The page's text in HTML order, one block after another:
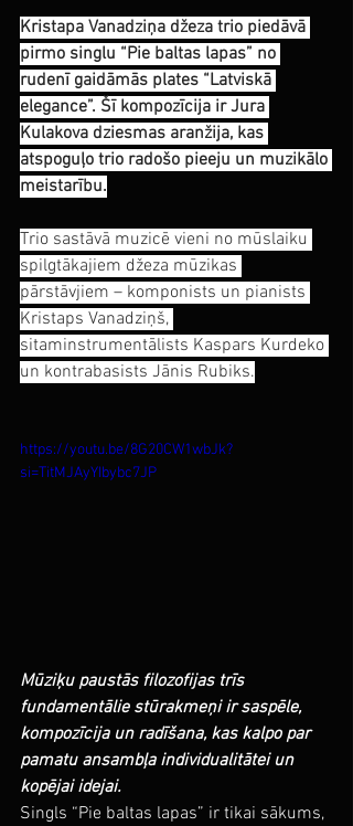
Kristapa Vanadziņa džeza trio piedāvā
pirmo singlu “Pie baltas lapas” no
rudenī gaidāmās plates “Latviskā
elegance”. Šī kompozīcija ir Jura
Kulakova dziesmas aranžija, kas
atspoguļo trio radošo pieeju un muzikālo
meistarību.
Trio sastāvā muzicē vieni no mūslaiku
spilgtākajiem džeza mūzikas
pārstāvjiem – komponists un pianists
Kristaps Vanadziņš,
sitaminstrumentālists Kaspars Kurdeko
un kontrabasists Jānis Rubiks.
https://youtu.be/8G20CW1wbJk?
si=TitMJAyYIbybc7JP
Mūziķu paustās filozofijas trīs
fundamentālie stūrakmeņi ir saspēle,
kompozīcija un radīšana, kas kalpo par
pamatu ansambļa individualitātei un
kopējai idejai.
Singls “Pie baltas lapas” ir tikai sākums,